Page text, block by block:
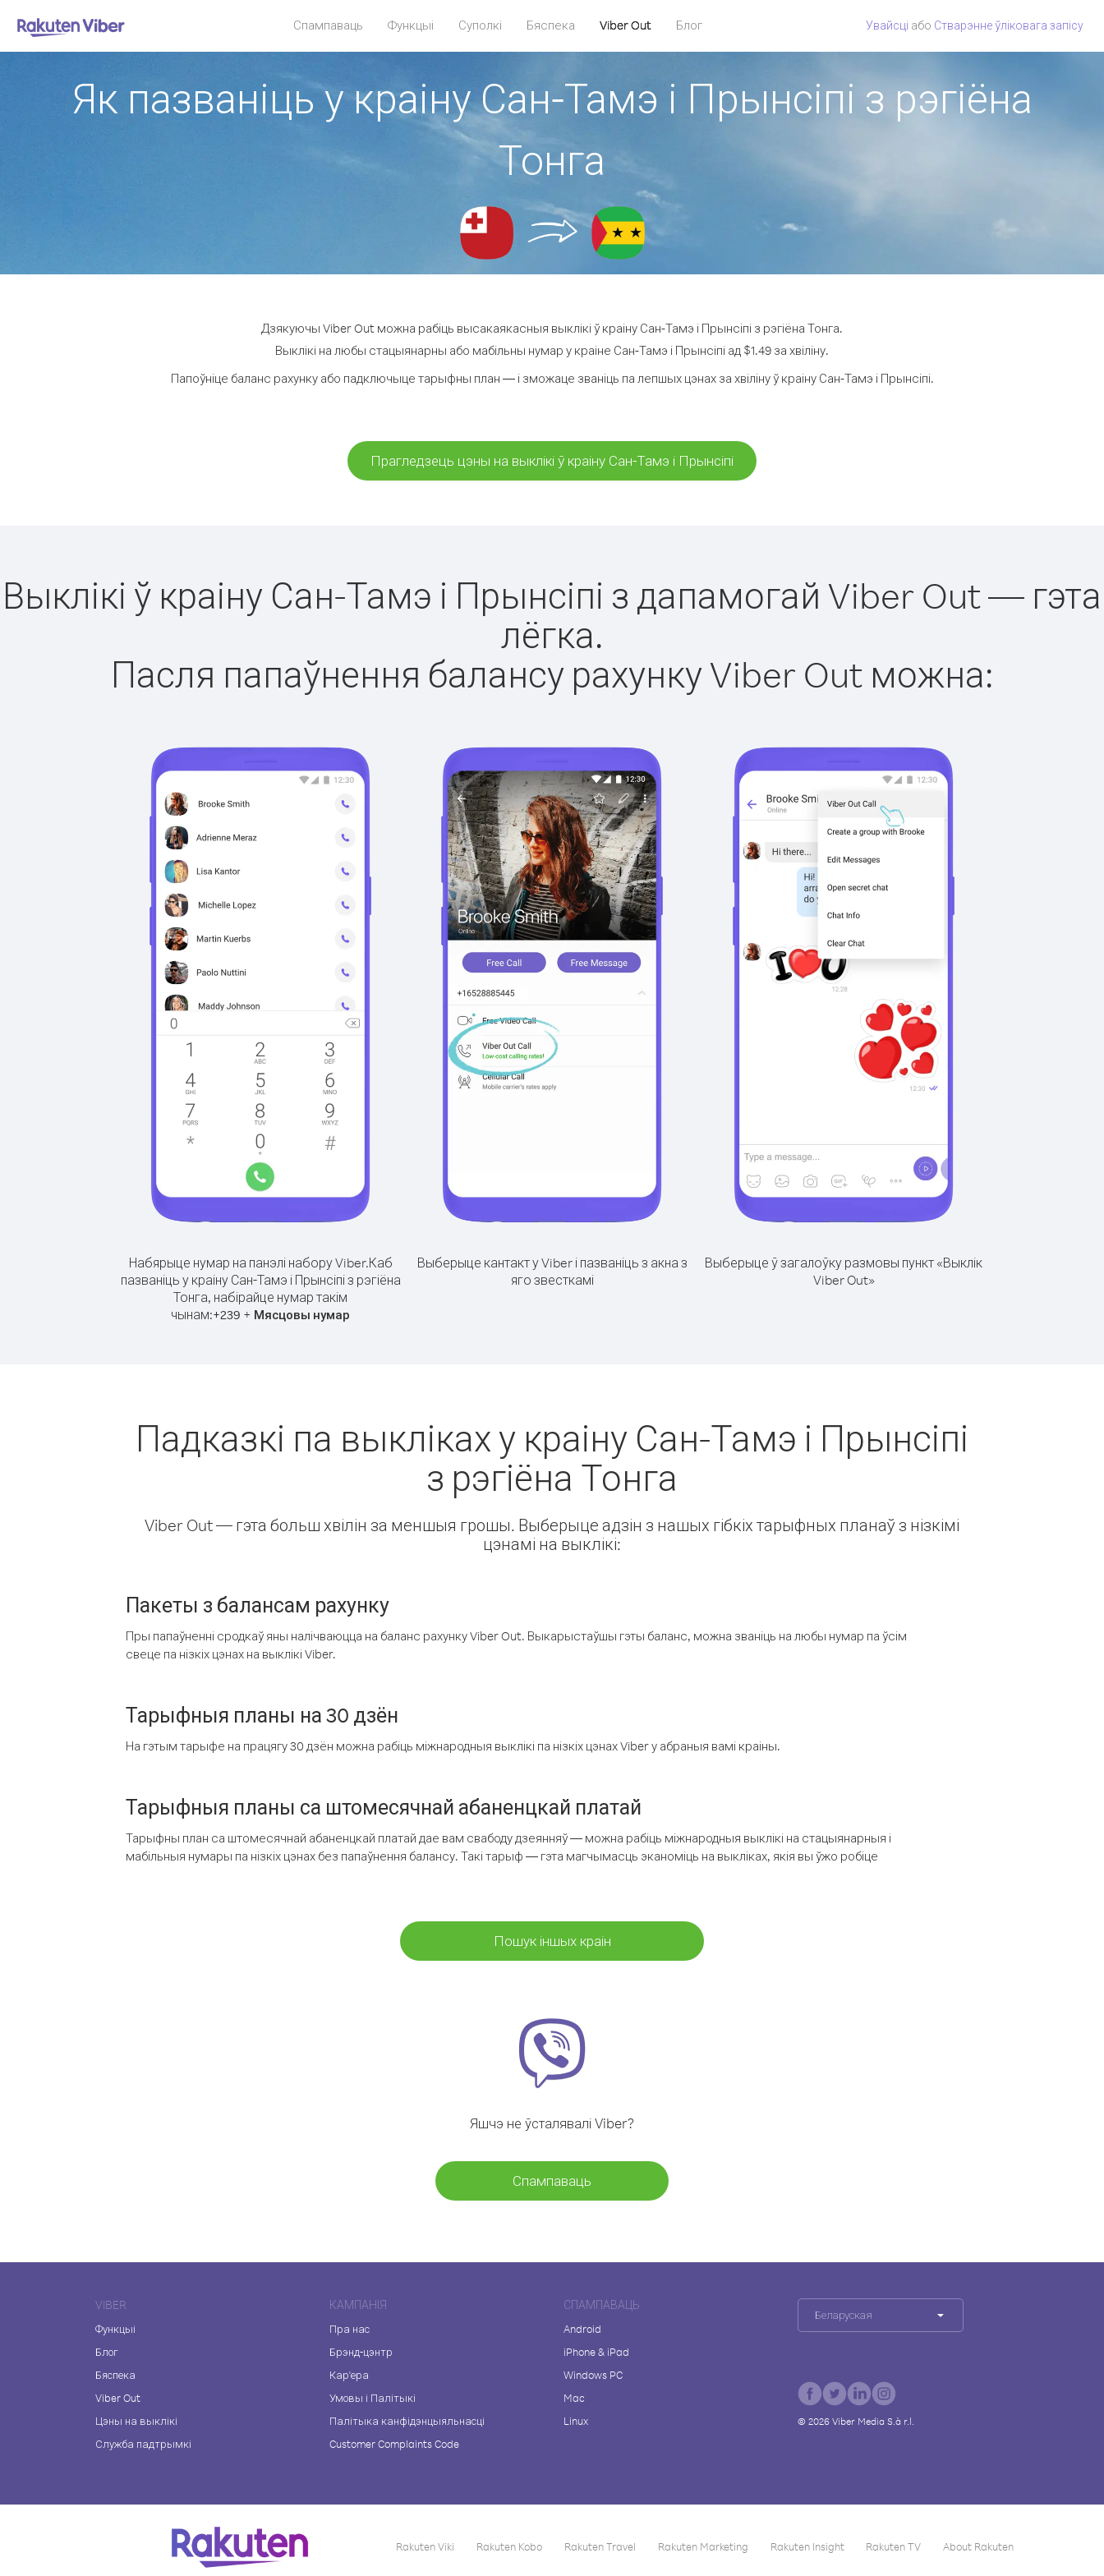
Спампаваць Функцыі Суполкі Бяспека Viber Out Блог Увайсці або Стварэнне ўліковага запісу
Як пазваніць у краіну Сан-Тамэ і Прынсіпі з рэгіёна
Тонга
Дзякуючы Viber Out можна рабіць высакаякасныя выклікі ў краіну Сан-Тамэ і Прынсіпі з рэгіёна Тонга.
Выклікі на любы стацыянарны або мабільны нумар у краіне Сан-Тамэ і Прынсіпі ад $1.49 за хвіліну.
Папоўніце баланс рахунку або падключыце тарыфны план — і зможаце званіць па лепшых цэнах за хвіліну ў краіну Сан-Тамэ і Прынсіпі.
Прагледзець цэны на выклікі ў краіну Сан-Тамэ і Прынсіпі
Выклікі ў краіну Сан-Тамэ і Прынсіпі з дапамогай Viber Out — гэта
лёгка.
Пасля папаўнення балансу рахунку Viber Out можна:
Набярыце нумар на панэлі набору Viber.Каб
пазваніць у краіну Сан-Тамэ і Прынсіпі з рэгіёна
Тонга, набірайце нумар такім
чынам:+239 + Мясцовы нумар
Выберыце кантакт у Viber і пазваніць з акна з
яго звесткамі
Выберыце ў загалоўку размовы пункт «Выклік
Viber Out»
Падказкі па выкліках у краіну Сан-Тамэ і Прынсіпі
з рэгіёна Тонга
Viber Out — гэта больш хвілін за меншыя грошы. Выберыце адзін з нашых гібкіх тарыфных планаў з нізкімі
цэнамі на выклікі:
Пакеты з балансам рахунку
Пры папаўненні сродкаў яны налічваюцца на баланс рахунку Viber Out. Выкарыстаўшы гэты баланс, можна званіць на любы нумар па ўсім
свеце па нізкіх цэнах на выклікі Viber.
Тарыфныя планы на 30 дзён
На гэтым тарыфе на працягу 30 дзён можна рабіць міжнародныя выклікі па нізкіх цэнах Viber у абраныя вамі краіны.
Тарыфныя планы са штомесячнай абаненцкай платай
Тарыфны план са штомесячнай абаненцкай платай дае вам свабоду дзеянняў — можна рабіць міжнародныя выклікі на стацыянарныя і
мабільныя нумары па нізкіх цэнах без папаўнення балансу. Такі тарыф — гэта магчымасць эканоміць на выкліках, якія вы ўжо робіце
Пошук іншых краін
Яшчэ не ўсталявалі Viber?
Спампаваць
VIBER
Функцыі
Блог
Бяспека
Viber Out
Цэны на выклікі
Служба падтрымкі
КАМПАНІЯ
Пра нас
Брэнд-цэнтр
Кар'ера
Умовы і Палітыкі
Палітыка канфідэнцыяльнасці
Customer Complaints Code
СПАМПАВАЦЬ
Android
iPhone & iPad
Windows PC
Mac
Linux
Беларуская
© 2026 Viber Media S.à r.l.
Rakuten Viki Rakuten Kobo Rakuten Travel Rakuten Marketing Rakuten Insight Rakuten TV About Rakuten